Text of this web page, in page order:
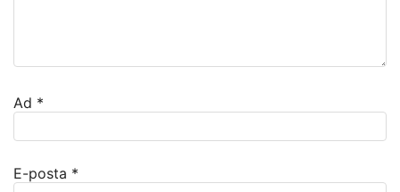
Ad *
E-posta *